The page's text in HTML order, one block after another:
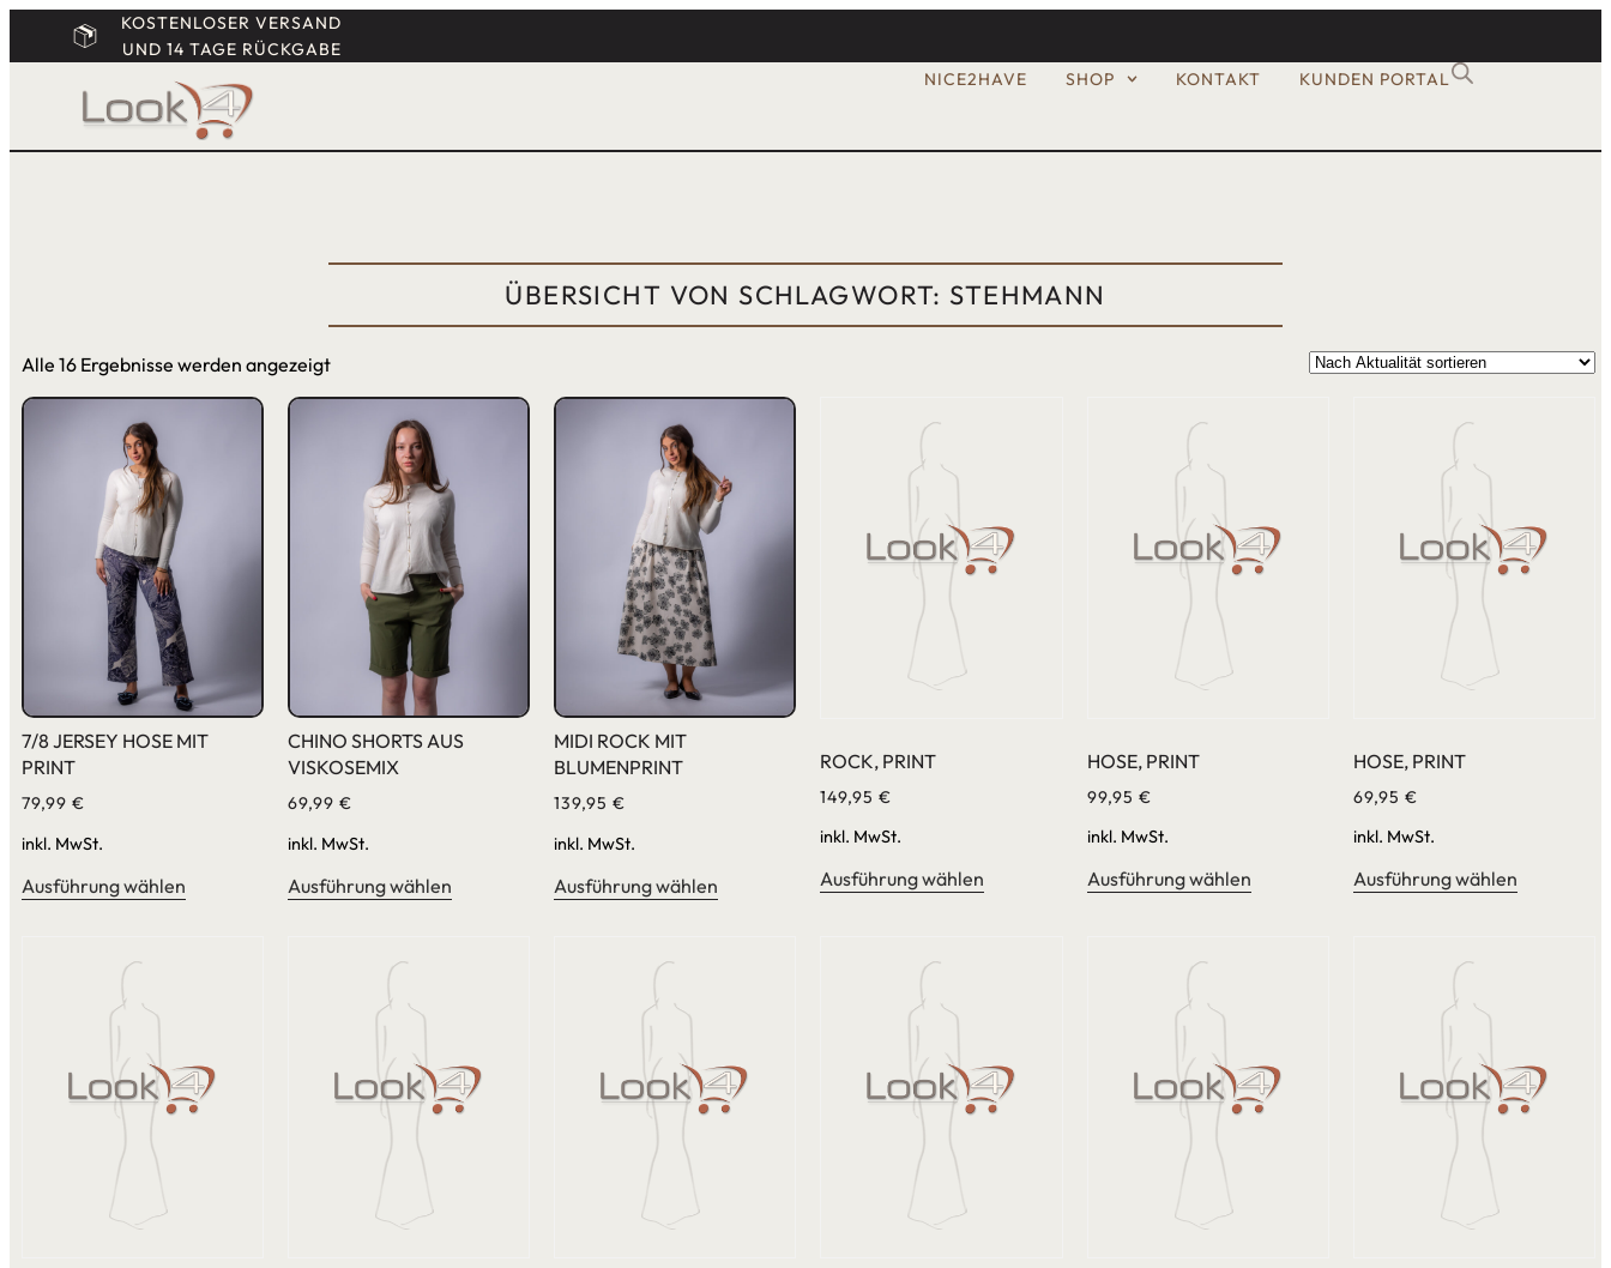
KOSTENLOSER VERSAND
UND 14 TAGE RÜCKGABE
NICE2HAVE
SHOP KONTAKT KUNDEN PORTAL
ÜBERSICHT VON SCHLAGWORT: STEHMANN
Alle 16 Ergebnisse werden angezeigt
7/8 JERSEY HOSE MIT
PRINT
79,99 €
inkl. MwSt.
Ausführung wählen
CHINO SHORTS AUS
VISKOSEMIX
69,99€
inkl. MwSt.
Ausführung wählen
MIDI ROCK MIT
BLUMENPRINT
139,95€
inkl. MwSt.
Ausführung wählen
ROCK, PRINT
149,95€
inkl. MwSt.
Ausführung wählen
HOSE, PRINT
99,95 €
inkl. MwSt.
Ausführung wählen
HOSE, PRINT
69,95 €
inkl. MwSt.
Ausführung wählen